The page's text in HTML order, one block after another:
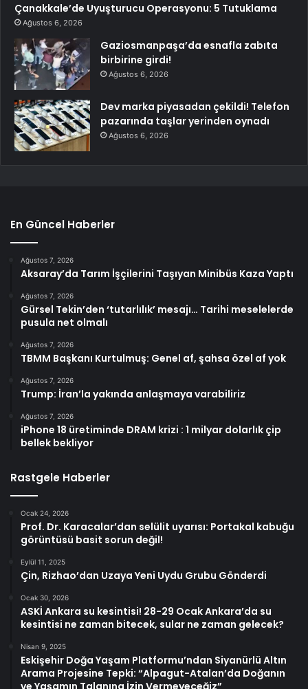
Çanakkale’de Uyuşturucu Operasyonu: 5 Tutuklama
Ağustos 6, 2026
Gaziosmanpaşa’da esnafla zabıta
birbirine girdi!
Ağustos 6, 2026
Dev marka piyasadan çekildi! Telefon
pazarında taşlar yerinden oynadı
Ağustos 6, 2026
En Güncel Haberler
Ağustos 7, 2026
Aksaray’da Tarım İşçilerini Taşıyan Minibüs Kaza Yaptı
Ağustos 7, 2026
Gürsel Tekin’den ‘tutarlılık’ mesajı… Tarihi meselelerde
pusula net olmalı
Ağustos 7, 2026
TBMM Başkanı Kurtulmuş: Genel af, şahsa özel af yok
Ağustos 7, 2026
Trump: İran’la yakında anlaşmaya varabiliriz
Ağustos 7, 2026
iPhone 18 üretiminde DRAM krizi : 1 milyar dolarlık çip
bellek bekliyor
Rastgele Haberler
Ocak 24, 2026
Prof. Dr. Karacalar’dan selülit uyarısı: Portakal kabuğu
görüntüsü basit sorun değil!
Eylül 11, 2025
Çin, Rizhao’dan Uzaya Yeni Uydu Grubu Gönderdi
Ocak 30, 2026
ASKİ Ankara su kesintisi! 28-29 Ocak Ankara’da su
kesintisi ne zaman bitecek, sular ne zaman gelecek?
Nisan 9, 2025
Eskişehir Doğa Yaşam Platformu’ndan Siyanürlü Altın
Arama Projesine Tepki: “Alpagut-Atalan’da Doğanın